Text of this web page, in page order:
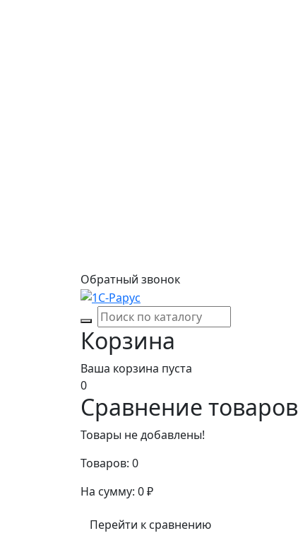
Обратный звонок
Корзина
Ваша корзина пуста
0
Сравнение товаров
Товары не добавлены!
Товаров: 0
На сумму: 0₽
Перейти к сравнению